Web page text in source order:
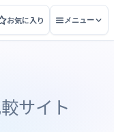
お気に入り メニュー
サイト